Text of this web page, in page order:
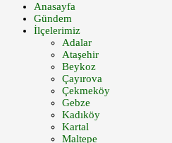
Anasayfa
Gündem
İlçelerimiz
Adalar
Ataşehir
Beykoz
Çayırova
Çekmeköy
Gebze
Kadıköy
Kartal
Maltepe